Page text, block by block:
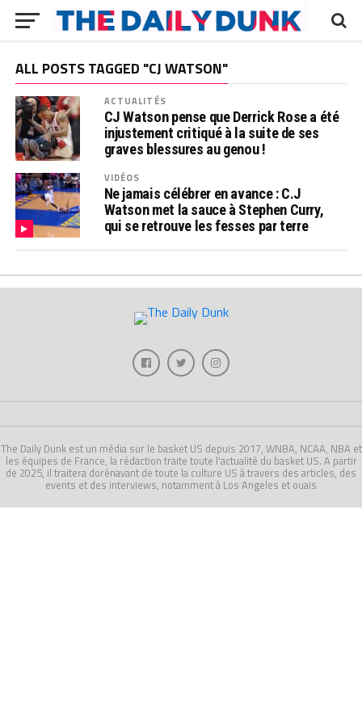
ALL POSTS TAGGED "CJ WATSON"
ACTUALITÉS
CJ Watson pense que Derrick Rose a été
injustement critiqué à la suite de ses
graves blessures au genou !
VIDÉOS
Ne jamais célébrer en avance : C.J
Watson met la sauce à Stephen Curry,
qui se retrouve les fesses par terre
The Daily Dunk est un média sur le basket US depuis 2017, WNBA, NCAA, NBA et
les équipes de France, la rédaction traite toute l'actualité du basket US. A partir
de 2025, il traitera dorénavant de toute la culture US à travers des articles, des
events et des interviews, notamment à Los Angeles et ouais